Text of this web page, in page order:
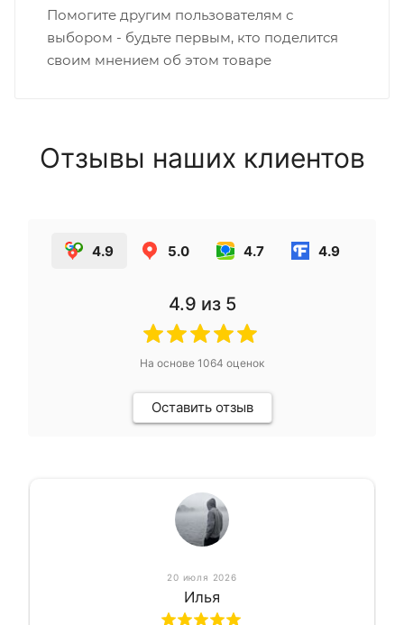
Помогите другим пользователям с
выбором - будьте первым, кто поделится
своим мнением об этом товаре
Отзывы наших клиентов
4.9 5.0 4.7 4.9
4.9 из 5
На основе 1064 оценок
Оставить отзыв
20 июля 2026
Илья